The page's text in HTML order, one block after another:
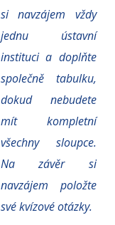
si navzájem vždy
jednu ústavní
instituci a doplňte
společně tabulku,
dokud nebudete
mít kompletní
všechny sloupce.
Na závěr si
navzájem položte
své kvízové otázky.